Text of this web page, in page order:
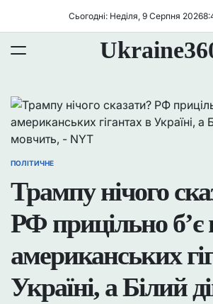
Сьогодні: Неділя, 9 Серпня 20268:
ОПУБЛІКУВАТИ
ПОЛІТИЧНЕ
Трампу нічого
РФ прицільно б’є
американських
Україні, а Білий